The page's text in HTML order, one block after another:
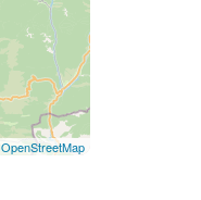
OpenStreetMap